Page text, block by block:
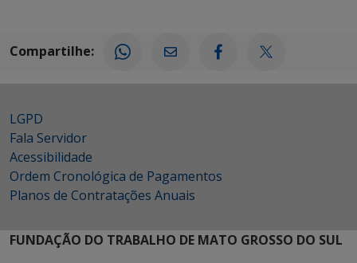
Compartilhe:
LGPD
Fala Servidor
Acessibilidade
Ordem Cronológica de Pagamentos
Planos de Contratações Anuais
FUNDAÇÃO DO TRABALHO DE MATO GROSSO DO SUL